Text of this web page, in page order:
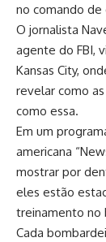
no comando de
O jornalista
agente do FBI,
Kansas City,
revelar como
como essa.
Em um
americana
mostrar por
eles estão
treinamento no
Cada